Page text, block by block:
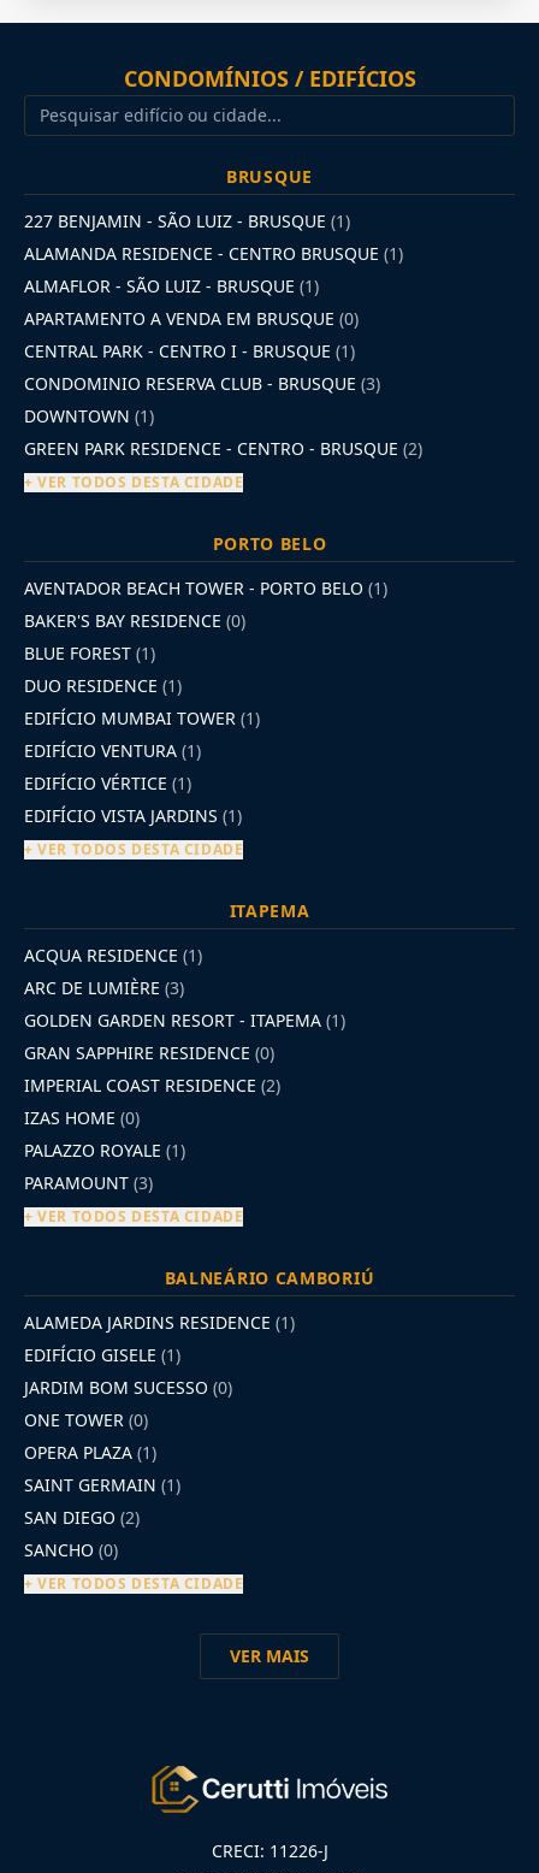
CONDOMÍNIOS / EDIFÍCIOS
BRUSQUE
227 BENJAMIN - SÃO LUIZ - BRUSQUE (1)
ALAMANDA RESIDENCE - CENTRO BRUSQUE (1)
ALMAFLOR - SÃO LUIZ - BRUSQUE (1)
APARTAMENTO A VENDA EM BRUSQUE (0)
CENTRAL PARK - CENTRO I - BRUSQUE (1)
CONDOMINIO RESERVA CLUB - BRUSQUE (3)
DOWNTOWN (1)
GREEN PARK RESIDENCE - CENTRO - BRUSQUE (2)
+ VER TODOS DESTA CIDADE
PORTO BELO
AVENTADOR BEACH TOWER - PORTO BELO (1)
BAKER'S BAY RESIDENCE (0)
BLUE FOREST (1)
DUO RESIDENCE (1)
EDIFÍCIO MUMBAI TOWER (1)
EDIFÍCIO VENTURA (1)
EDIFÍCIO VÉRTICE (1)
EDIFÍCIO VISTA JARDINS (1)
+ VER TODOS DESTA CIDADE
ITAPEMA
ACQUA RESIDENCE (1)
ARC DE LUMIÈRE (3)
GOLDEN GARDEN RESORT - ITAPEMA (1)
GRAN SAPPHIRE RESIDENCE (0)
IMPERIAL COAST RESIDENCE (2)
IZAS HOME (0)
PALAZZO ROYALE (1)
PARAMOUNT (3)
+ VER TODOS DESTA CIDADE
BALNEÁRIO CAMBORIÚ
ALAMEDA JARDINS RESIDENCE (1)
EDIFÍCIO GISELE (1)
JARDIM BOM SUCESSO (0)
ONE TOWER (0)
OPERA PLAZA (1)
SAINT GERMAIN (1)
SAN DIEGO (2)
SANCHO (0)
+ VER TODOS DESTA CIDADE
VER MAIS
CRECI: 11226-J